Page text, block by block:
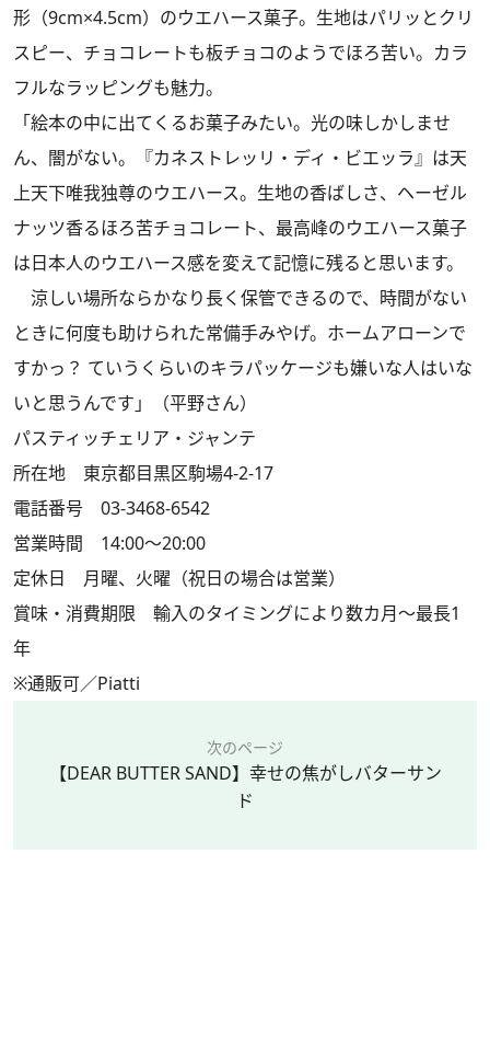
形（9cm×4.5cm）のウエハース菓子。生地はパリッとクリ
スピー、チョコレートも板チョコのようでほろ苦い。カラ
フルなラッピングも魅力。
「絵本の中に出てくるお菓子みたい。光の味しかしませ
ん、闇がない。『カネストレッリ・ディ・ビエッラ』は天
上天下唯我独尊のウエハース。生地の香ばしさ、ヘーゼル
ナッツ香るほろ苦チョコレート、最高峰のウエハース菓子
は日本人のウエハース感を変えて記憶に残ると思います。
涼しい場所ならかなり長く保管できるので、時間がない
ときに何度も助けられた常備手みやげ。ホームアローンで
すかっ？ ていうくらいのキラパッケージも嫌いな人はいな
いと思うんです」（平野さん）
パスティッチェリア・ジャンテ
所在地 東京都目黒区駒場4-2-17
電話番号 03-3468-6542
営業時間 14:00～20:00
定休日 月曜、火曜（祝日の場合は営業）
賞味・消費期限 輸入のタイミングにより数カ月～最長1
年
※通販可／Piatti
次のページ
【DEAR BUTTER SAND】幸せの焦がしバターサン
ド